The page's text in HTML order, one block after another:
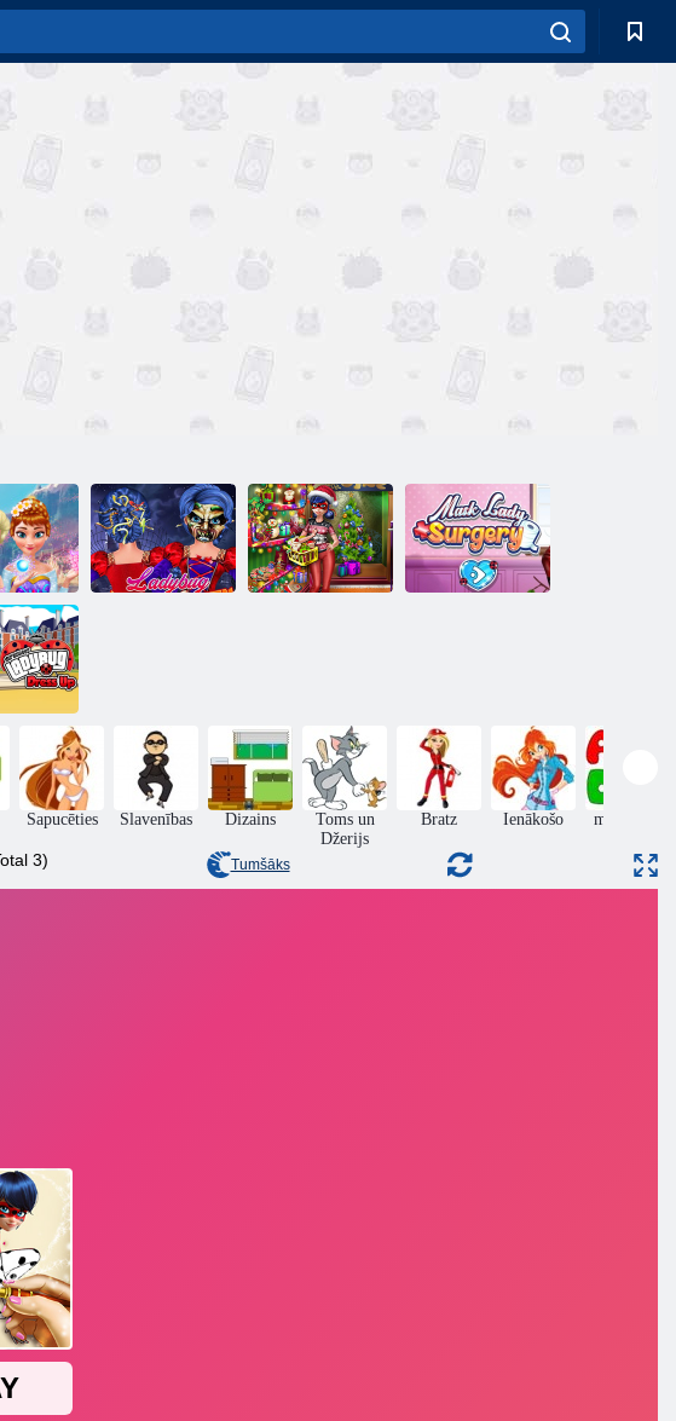
Elsa
Sapucēties Slavenības Dizains
Toms un
Džerijs
Bratz Ienākošo mācīšanās
3) Tumšāks